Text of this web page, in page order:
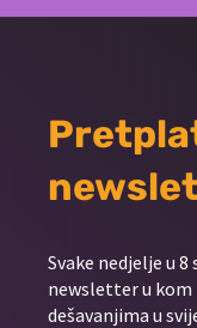
Svake nedjelje u
newsletter u
dešavanjima u